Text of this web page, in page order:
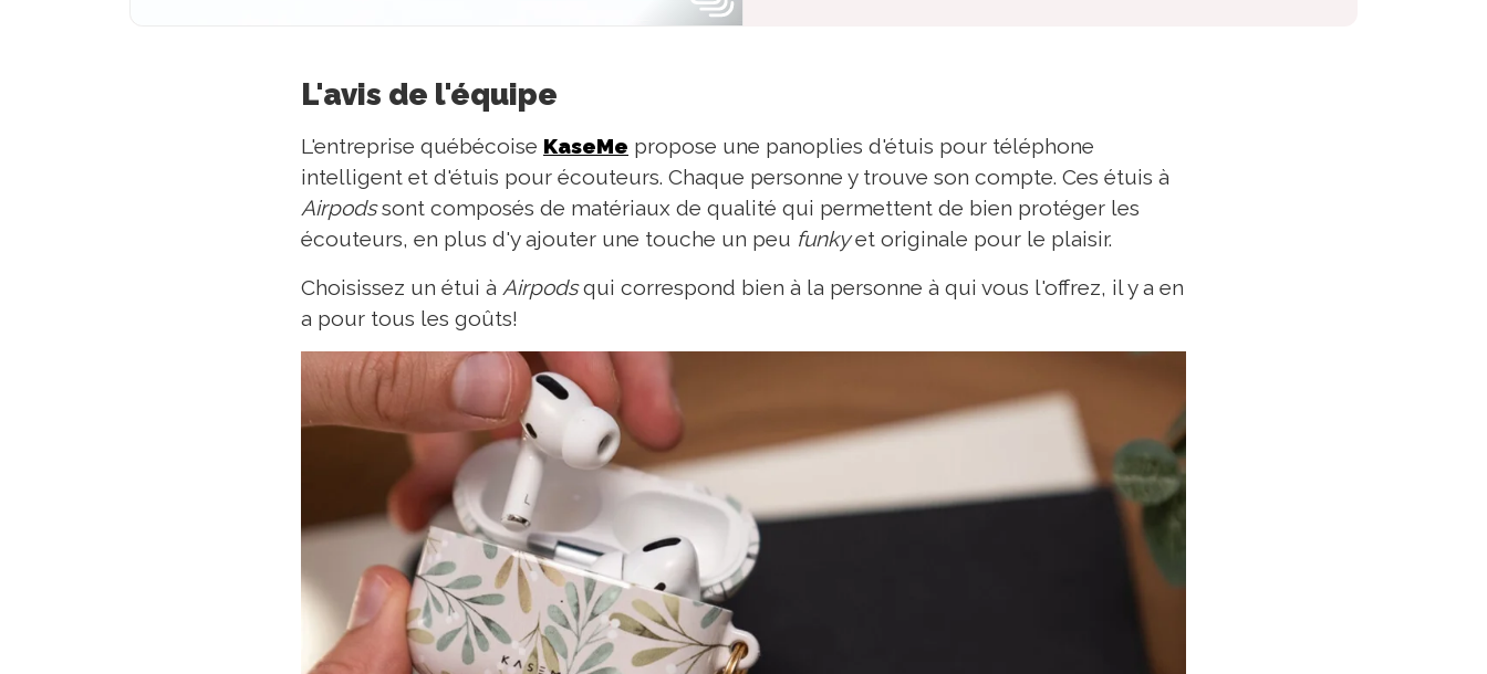
L'avis de l'équipe
L'entreprise québécoise KaseMe propose une panoplies d'étuis pour téléphone
intelligent et d'étuis pour écouteurs. Chaque personne y trouve son compte. Ces étuis à
Airpodssont composés de matériaux de qualité qui permettent de bien protéger les
écouteurs, en plus d'y ajouter une touche un peu funkyet originale pour le plaisir.
Choisissez un étui à Airpodsqui correspond bien à la personne à qui vous l'offrez, il y a en
a pour tous les goûts!